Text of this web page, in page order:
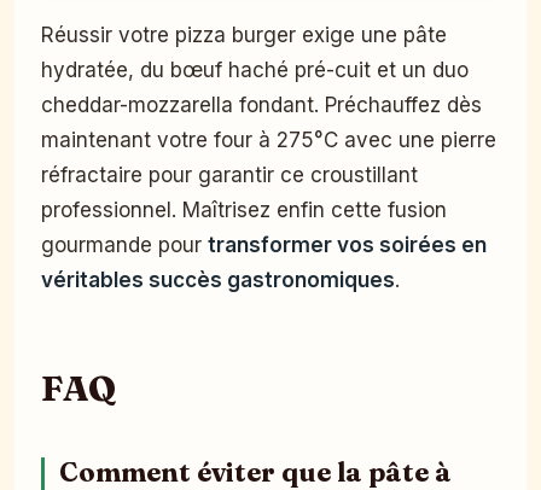
Réussir votre pizza burger exige une pâte
hydratée, du bœuf haché pré-cuit et un duo
cheddar-mozzarella fondant. Préchauffez dès
maintenant votre four à 275°C avec une pierre
réfractaire pour garantir ce croustillant
professionnel. Maîtrisez enfin cette fusion
gourmande pour transformer vos soirées en
véritables succès gastronomiques.
FAQ
Comment éviter que la pâte à